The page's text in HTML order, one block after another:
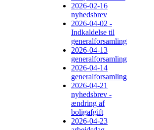
2026-02-16
nyhedsbrev
2026-04-02 -
Indkaldelse til
generalforsamling
2026-04-13
generalforsamling
2026-04-14
generalforsamling
2026-04-21
nyhedsbrev -
ændring af
boligafgift
2026-04-23